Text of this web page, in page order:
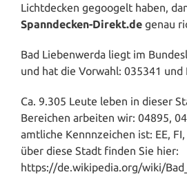
Lichtdecken gegoogelt haben,
Spanndecken-Direkt.de genau
Bad Liebenwerda liegt im
und hat die Vorwahl: 035341
Ca. 9.305 Leute leben in dieser
Bereichen arbeiten wir: 04895,
amtliche Kennnzeichen ist: EE,
über diese Stadt finden Sie hier:
https://de.wikipedia.org/wiki/